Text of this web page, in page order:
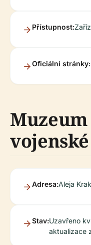
Přístupnost:
Oficiální stránky:
Adresa:Aleja
Stav:Uzavřeno
aktualizace